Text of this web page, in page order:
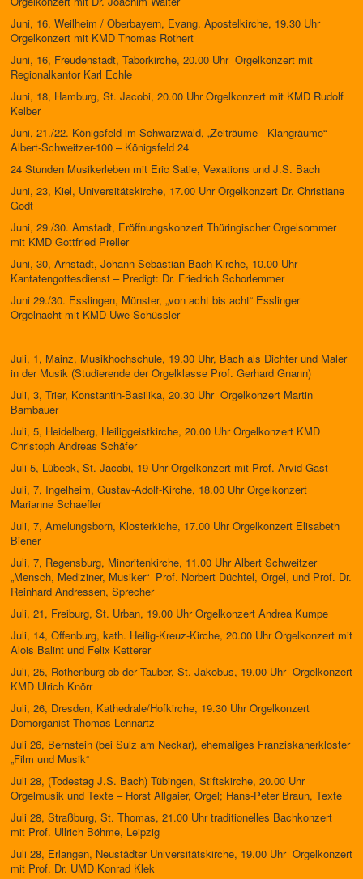
Juni, 16, Weilheim / Oberbayern, Evang. Apostelkirche, 19.30 Uhr
Orgelkonzert mit KMD Thomas Rothert
Juni, 16, Freudenstadt, Taborkirche, 20.00 Uhr Orgelkonzert mit
Regionalkantor Karl Echle
Juni, 18, Hamburg, St. Jacobi, 20.00 Uhr Orgelkonzert mit KMD Rudolf
Kelber
Juni, 21./22. Königsfeld im Schwarzwald, „Zeiträume - Klangräume“
Albert-Schweitzer-100 – Königsfeld 24
24 Stunden Musikerleben mit Eric Satie, Vexations und J.S. Bach
Juni, 23, Kiel, Universitätskirche, 17.00 Uhr Orgelkonzert Dr. Christiane
Godt
Juni, 29./30. Arnstadt, Eröffnungskonzert Thüringischer Orgelsommer
mit KMD Gottfried Preller
Juni, 30, Arnstadt, Johann-Sebastian-Bach-Kirche, 10.00 Uhr
Kantatengottesdienst – Predigt: Dr. Friedrich Schorlemmer
Juni 29./30. Esslingen, Münster, „von acht bis acht“ Esslinger
Orgelnacht mit KMD Uwe Schüssler
Juli, 1, Mainz, Musikhochschule, 19.30 Uhr, Bach als Dichter und Maler
in der Musik (Studierende der Orgelklasse Prof. Gerhard Gnann)
Juli, 3, Trier, Konstantin-Basilika, 20.30 Uhr Orgelkonzert Martin
Bambauer
Juli, 5, Heidelberg, Heiliggeistkirche, 20.00 Uhr Orgelkonzert KMD
Christoph Andreas Schäfer
Juli 5, Lübeck, St. Jacobi, 19 Uhr Orgelkonzert mit Prof. Arvid Gast
Juli, 7, Ingelheim, Gustav-Adolf-Kirche, 18.00 Uhr Orgelkonzert
Marianne Schaeffer
Juli, 7, Amelungsborn, Klosterkiche, 17.00 Uhr Orgelkonzert Elisabeth
Biener
Juli, 7, Regensburg, Minoritenkirche, 11.00 Uhr Albert Schweitzer
„Mensch, Mediziner, Musiker“ Prof. Norbert Düchtel, Orgel, und Prof. Dr.
Reinhard Andressen, Sprecher
Juli, 21, Freiburg, St. Urban, 19.00 Uhr Orgelkonzert Andrea Kumpe
Juli, 14, Offenburg, kath. Heilig-Kreuz-Kirche, 20.00 Uhr Orgelkonzert mit
Alois Balint und Felix Ketterer
Juli, 25, Rothenburg ob der Tauber, St. Jakobus, 19.00 Uhr Orgelkonzert
KMD Ulrich Knörr
Juli, 26, Dresden, Kathedrale/Hofkirche, 19.30 Uhr Orgelkonzert
Domorganist Thomas Lennartz
Juli 26, Bernstein (bei Sulz am Neckar), ehemaliges Franziskanerkloster
„Film und Musik“
Juli 28, (Todestag J.S. Bach) Tübingen, Stiftskirche, 20.00 Uhr
Orgelmusik und Texte – Horst Allgaier, Orgel; Hans-Peter Braun, Texte
Juli 28, Straßburg, St. Thomas, 21.00 Uhr traditionelles Bachkonzert
mit Prof. Ullrich Böhme, Leipzig
Juli 28, Erlangen, Neustädter Universitätskirche, 19.00 Uhr Orgelkonzert
mit Prof. Dr. UMD Konrad Klek